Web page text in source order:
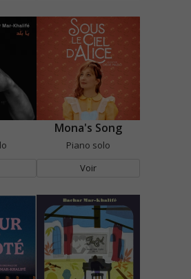
Mona's Song
Piano solo
Voir